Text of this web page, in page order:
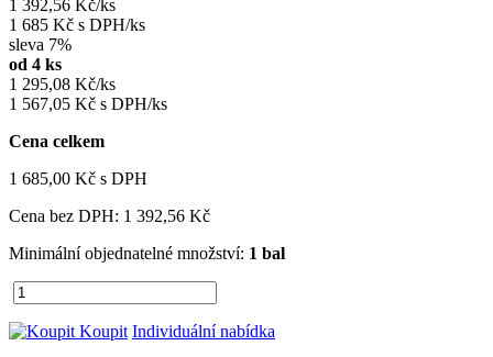
1 392,56 Kč/ks
1 685 Kč s DPH/ks
sleva 7%
od 4 ks
1 295,08 Kč/ks
1 567,05 Kč s DPH/ks
Cena celkem
1 685,00 Kč s DPH
Cena bez DPH: 1 392,56 Kč
Minimální objednatelné množství: 1 bal
Koupit Individuální nabídka